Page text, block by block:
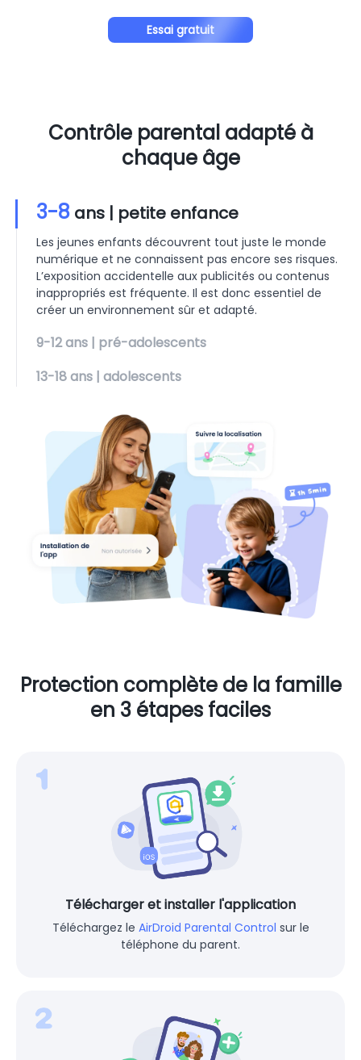
Essai gratuit
Contrôle parental adapté à
chaque âge
3-8 ans | petite enfance
Les jeunes enfants découvrent tout juste le monde
numérique et ne connaissent pas encore ses risques.
L’exposition accidentelle aux publicités ou contenus
inappropriés est fréquente. Il est donc essentiel de
créer un environnement sûr et adapté.
9-12ans | pré-adolescents
13-18ans | adolescents
Protection complète de la famille
en 3 étapes faciles
Télécharger et installer l'application
Téléchargez le AirDroid Parental Control sur le
téléphone du parent.